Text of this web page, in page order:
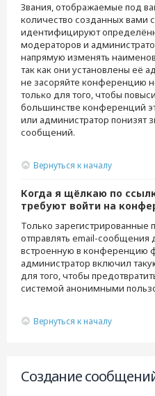
Звания, отображаемые под
количество созданных вами
идентифицируют
модераторов и
напрямую изменять
так как они установлены её
не засоряйте конференцию
только для того, чтобы
большинстве конференций
или администратор понизят
сообщений.
Вернуться к началу
Когда я щёлкаю по
требуют войти на
Только зарегистрированные
отправлять email-сообщения
встроенную в конференцию
администратор включил
для того, чтобы
системой анонимными
Вернуться к началу
Создание